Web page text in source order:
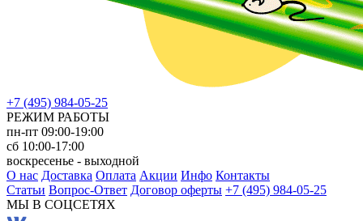
+7 (495) 984-05-25
РЕЖИМ РАБОТЫ
пн-пт 09:00-19:00
сб 10:00-17:00
воскресенье - выходной
О нас Доставка Оплата Акции Инфо Контакты
Статьи Вопрос-Ответ Договор оферты +7 (495) 984-05-25
МЫ В СОЦСЕТЯХ